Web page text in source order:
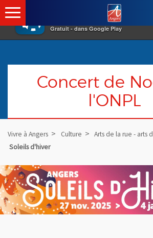
×
Gratuit - dans Google Play
Concert de
l'ONPL
Vivre à Angers Culture
Arts de la rue - arts
Soleils d'hiver